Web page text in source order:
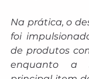
Na prática, o
foi
de produtos
enquanto a